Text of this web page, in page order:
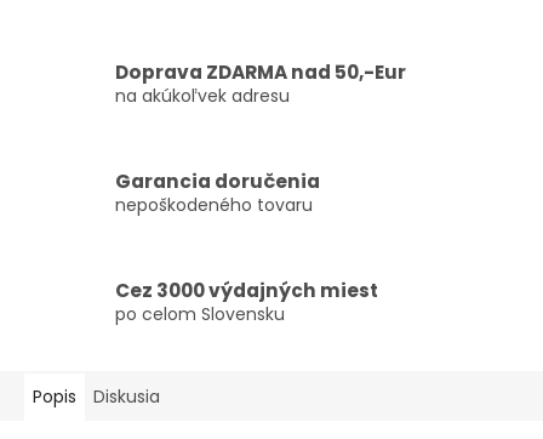
Doprava ZDARMA nad 50,-Eur
na akúkoľvek adresu
Garancia doručenia
nepoškodeného tovaru
Cez 3000 výdajných miest
po celom Slovensku
Popis Diskusia